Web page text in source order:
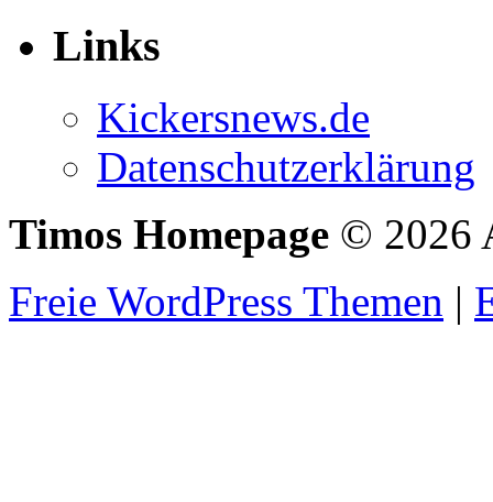
Links
Kickersnews.de
Datenschutzerklärung
Timos Homepage © 2026
Freie WordPress Themen |